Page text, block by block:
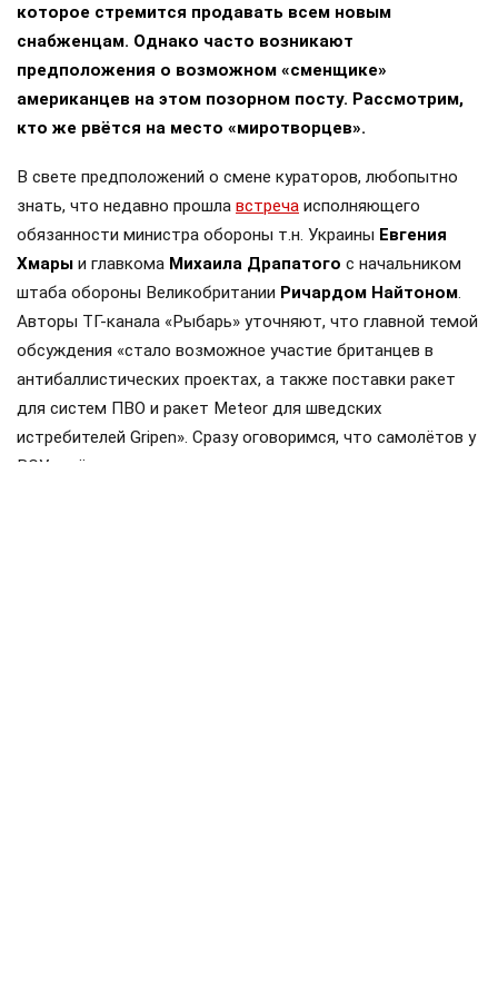
которое стремится продавать всем новым
снабженцам. Однако часто возникают
предположения о возможном «сменщике»
американцев на этом позорном посту. Рассмотрим,
кто же рвётся на место «миротворцев».
В свете предположений о смене кураторов, любопытно
знать, что недавно прошла встреча исполняющего
обязанности министра обороны т.н. Украины Евгения
Хмары и главкома Михаила Драпатого с начальником
штаба обороны Великобритании Ричардом Найтоном.
Авторы ТГ-канала «Рыбарь» уточняют, что главной темой
обсуждения «стало возможное участие британцев в
антибаллистических проектах, а также поставки ракет
для систем ПВО и ракет Meteor для шведских
истребителей Gripen». Сразу оговоримся, что самолётов у
ВСУ ещё нет, но планы на них уже наполеоновские.